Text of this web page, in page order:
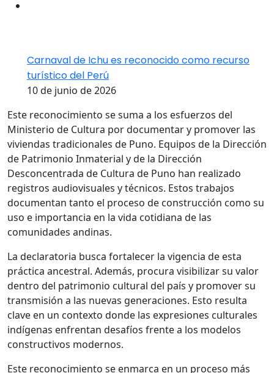
Carnaval de Ichu es reconocido como recurso
turístico del Perú
10 de junio de 2026
Este reconocimiento se suma a los esfuerzos del
Ministerio de Cultura por documentar y promover las
viviendas tradicionales de Puno. Equipos de la Dirección
de Patrimonio Inmaterial y de la Dirección
Desconcentrada de Cultura de Puno han realizado
registros audiovisuales y técnicos. Estos trabajos
documentan tanto el proceso de construcción como su
uso e importancia en la vida cotidiana de las
comunidades andinas.
La declaratoria busca fortalecer la vigencia de esta
práctica ancestral. Además, procura visibilizar su valor
dentro del patrimonio cultural del país y promover su
transmisión a las nuevas generaciones. Esto resulta
clave en un contexto donde las expresiones culturales
indígenas enfrentan desafíos frente a los modelos
constructivos modernos.
Este reconocimiento se enmarca en un proceso más